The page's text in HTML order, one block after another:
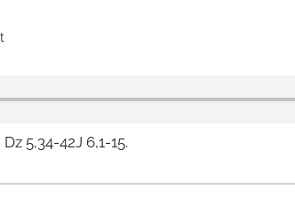
5,34-42J 6,1-15.